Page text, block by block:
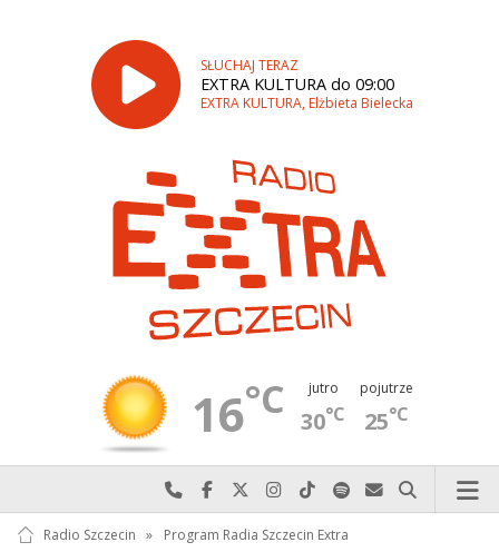
SŁUCHAJ TERAZ
EXTRA KULTURA do 09:00
EXTRA KULTURA, Elżbieta Bielecka
16°C jutro
30°C
pojutrze
25°C
Najlepiej po prostu do nas zadzwoń
Odwiedź nas na Facebook-u
Odwiedź nas na X
Odwiedź nas na Instagram-ie
Odwiedź nas na TikTok-u
Szukaj nas na Spotify
Wyślij do nas
Szukaj
Radio Szczecin » Program Radia Szczecin Extra